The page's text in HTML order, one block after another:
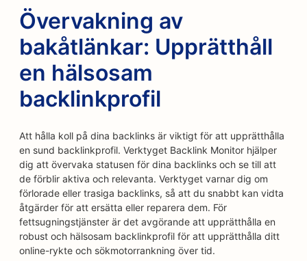
Övervakning av
bakåtlänkar: Upprätthåll
en hälsosam
backlinkprofil
Att hålla koll på dina backlinks är viktigt för att upprätthålla
en sund backlinkprofil. Verktyget Backlink Monitor hjälper
dig att övervaka statusen för dina backlinks och se till att
de förblir aktiva och relevanta. Verktyget varnar dig om
förlorade eller trasiga backlinks, så att du snabbt kan vidta
åtgärder för att ersätta eller reparera dem. För
fettsugningstjänster är det avgörande att upprätthålla en
robust och hälsosam backlinkprofil för att upprätthålla ditt
online-rykte och sökmotorrankning över tid.